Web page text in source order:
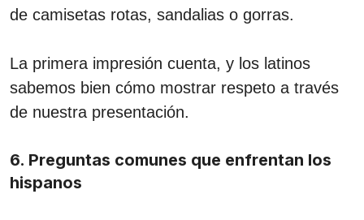
de camisetas rotas, sandalias o gorras.
La primera impresión cuenta, y los latinos
sabemos bien cómo mostrar respeto a través
de nuestra presentación.
6. Preguntas comunes que enfrentan los
hispanos